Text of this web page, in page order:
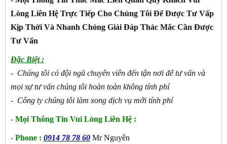
Lòng Liên Hệ Trực Tiếp Cho Chúng Tôi Để Được Tư Vấp
Kịp Thời Và Nhanh Chóng Giải Đáp Thác Mắc Cần Được
Tư Vấn
Đặc Biệt :
- Chúng tôi có đội ngũ chuyên viên đến tận nơi để tư vấn và
mọi sự tư vấn chúng tôi hoàn toàn không tính phí
- Công ty chúng tôi làm xong dịch vụ mới tính phí
- Mọi Thông Tin Vui Lòng Liên Hệ :
- Phone : 0914 78 78 60 Mr Nguyên